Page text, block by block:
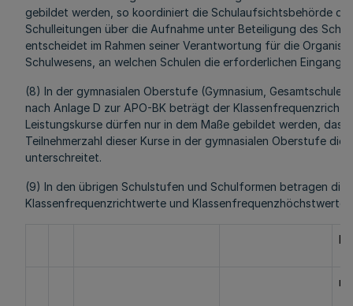
gebildet werden, so koordiniert die Schulaufsichtsbehörde
Schulleitungen über die Aufnahme unter Beteiligung des
entscheidet im Rahmen seiner Verantwortung für die
Schulwesens, an welchen Schulen die erforderlichen
(8) In der gymnasialen Oberstufe (Gymnasium, Gesamtschule)
nach Anlage D zur APO-BK beträgt der
Leistungskurse dürfen nur in dem Maße gebildet werden,
Teilnehmerzahl dieser Kurse in der gymnasialen Oberstufe
unterschreitet.
(9) In den übrigen Schulstufen und Schulformen betragen die
Klassenfrequenzrichtwerte und Klassenfrequenzhöchstwerte: